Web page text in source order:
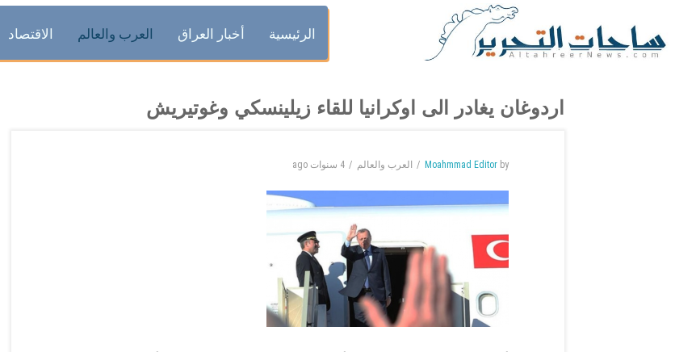
الرئيسية أخبار العراق العرب والعالم الاقتصاد
اردوغان يغادر الى اوكرانيا للقاء زيلينسكي وغوتيريش
by
Moahmmad Editor العرب والعالم 4 سنوات ago